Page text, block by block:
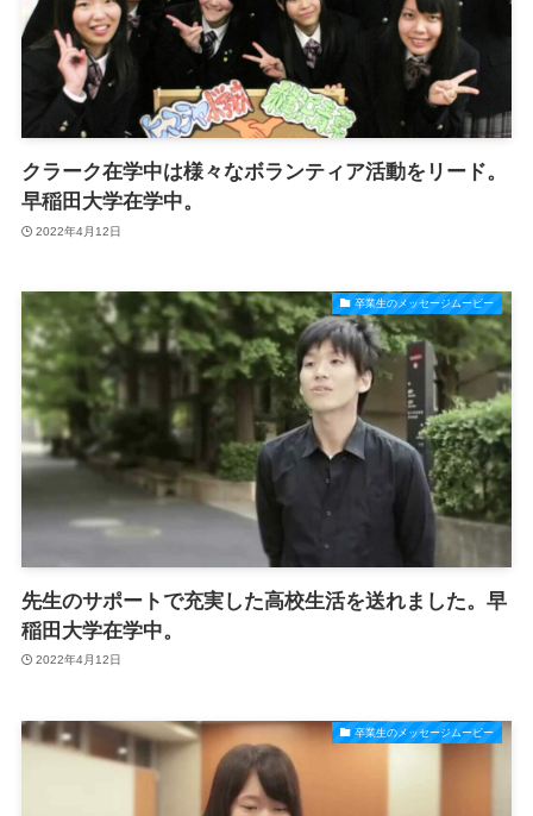
クラーク在学中は様々なボランティア活動をリード。
早稲田大学在学中。
2022年4月12日
卒業生のメッセージムービー
先生のサポートで充実した高校生活を送れました。早
稲田大学在学中。
2022年4月12日
卒業生のメッセージムービー